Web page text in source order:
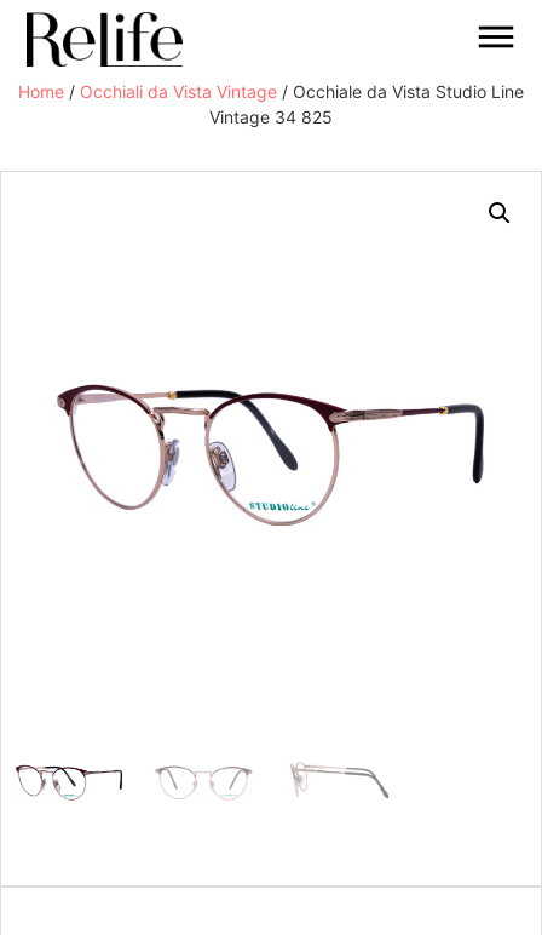
Home / Occhiali da Vista Vintage / Occhiale da Vista Studio Line
Vintage 34 825